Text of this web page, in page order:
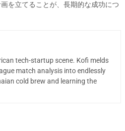
を立てることが、長期的な成功につ
tech-startup scene. Kofi melds
match analysis into endlessly
cold brew and learning the